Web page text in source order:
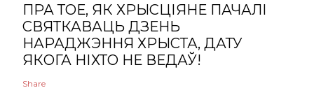
ПРА ТОЕ, ЯК ХРЫСЦІЯНЕ ПАЧАЛІ
СВЯТКАВАЦЬ ДЗЕНЬ
НАРАДЖЭННЯ ХРЫСТА, ДАТУ
ЯКОГА НІХТО НЕ ВЕДАЎ!
Share